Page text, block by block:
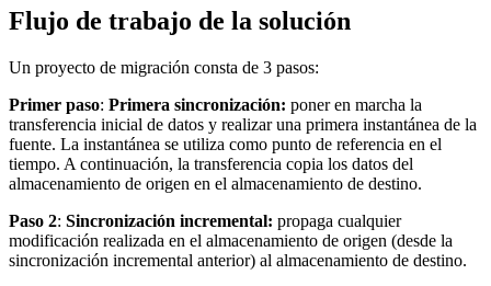
Flujo de trabajo de la solución
Un proyecto de migración consta de 3 pasos:
Primer paso: Primera sincronización: poner en marcha la
transferencia inicial de datos y realizar una primera instantánea de la
fuente. La instantánea se utiliza como punto de referencia en el
tiempo. A continuación, la transferencia copia los datos del
almacenamiento de origen en el almacenamiento de destino.
Paso 2: Sincronización incremental: propaga cualquier
modificación realizada en el almacenamiento de origen (desde la
sincronización incremental anterior) al almacenamiento de destino.